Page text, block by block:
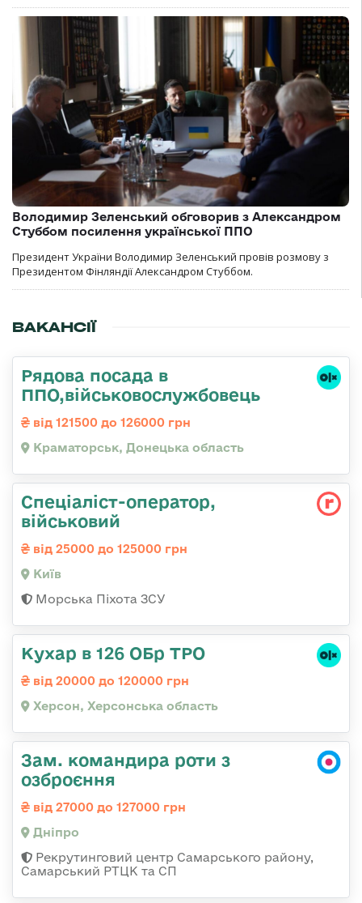
Володимир Зеленський обговорив з Александром
Стуббом посилення української ППО
Президент України Володимир Зеленський провів розмову з
Президентом Фінляндії Александром Стуббом.
ВАКАНСІЇ
Рядова посада в
ППО,військовослужбовець
від 121500 до 126000 грн
Краматорськ, Донецька область
Спеціаліст-оператор,
військовий
від 25000 до 125000 грн
Київ
Морська Піхота ЗСУ
Кухар в 126 ОБр ТРО
від 20000 до 120000 грн
Херсон, Херсонська область
Зам. командира роти з
озброєння
від 27000 до 127000 грн
Дніпро
Рекрутинговий центр Самарського району,
Самарський РТЦК та СП